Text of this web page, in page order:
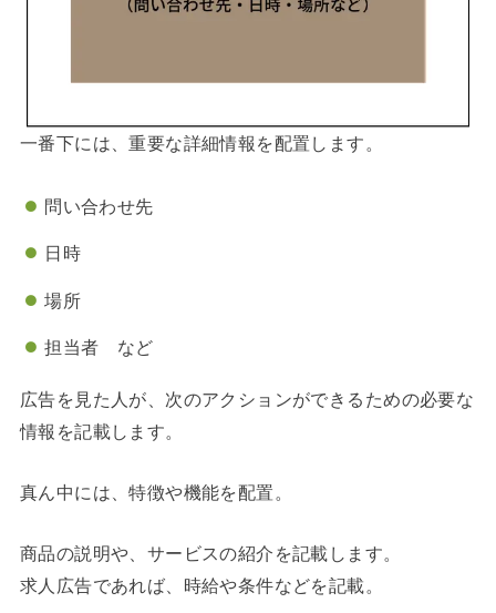
一番下には、重要な詳細情報を配置します。
問い合わせ先
日時
場所
担当者 など
広告を見た人が、次のアクションができるための必要な
情報を記載します。
真ん中には、特徴や機能を配置。
商品の説明や、サービスの紹介を記載します。
求人広告であれば、時給や条件などを記載。